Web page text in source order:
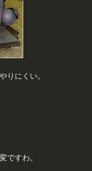
りにくい。
ですわ。